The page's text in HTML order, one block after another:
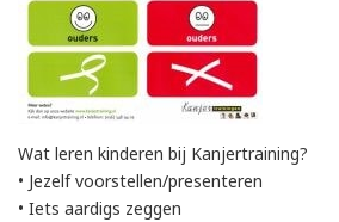
Wat leren kinderen bij Kanjertraining?
• Jezelf voorstellen/presenteren
• Iets aardigs zeggen